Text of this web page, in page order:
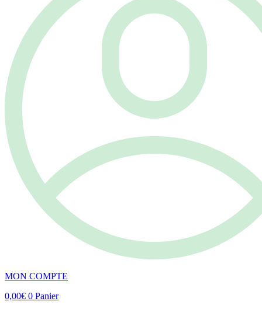
MON COMPTE
0,00€ 0 Panier